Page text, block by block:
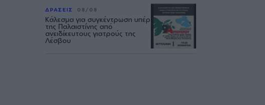
ΔΡΑΣΕΙΣ 08/08
Κάλεσμα για συγκέντρωση υπέρ
της Παλαιστίνης από
ανειδίκευτους γιατρούς της
Λέσβου